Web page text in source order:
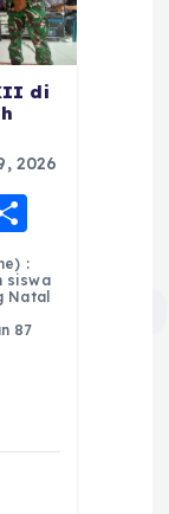
di
2026
h
a
re
:
siswa
Natal
87